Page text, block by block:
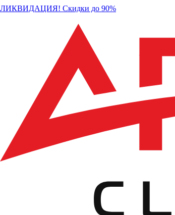
ЛИКВИДАЦИЯ! Скидки до 90%